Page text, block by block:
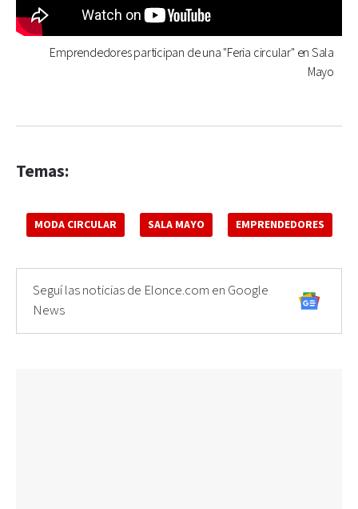
Emprendedores participan de una "Feria circular" en Sala
Mayo
Temas:
MODA CIRCULAR SALA MAYO EMPRENDEDORES
Seguí las noticias de Elonce.com en Google
News